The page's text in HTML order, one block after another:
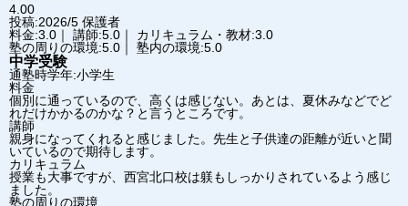
4.00
投稿:2026/5 保護者
料金:3.0｜ 講師:5.0｜ カリキュラム・教材:3.0
塾の周りの環境:5.0｜ 塾内の環境:5.0
中学受験
通塾時学年:小学生
料金
個別に通っているので、高くは感じない。あとは、夏休みなどでど
れだけかかるのかな？と言うところです。
講師
親身になってくれると感じました。先生と子供達の距離が近いと聞
いているので期待します。
カリキュラム
授業も大事ですが、西宮北口校は躾もしっかりされているよう感じ
ました。
塾の周りの環境